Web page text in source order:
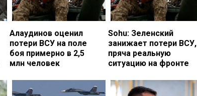
Алаудинов оценил
потери ВСУ на поле
боя примерно в 2,5
млн человек
Sohu: Зеленский
занижает потери ВСУ,
пряча реальную
ситуацию на фронте